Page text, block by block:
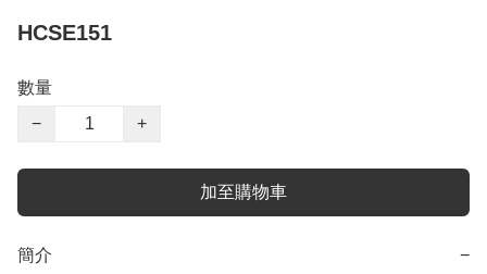
HCSE151
數量
−
+
加至購物車
簡介 −